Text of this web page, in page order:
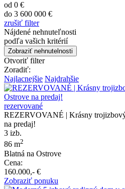
od 0 €
do 3 600 000 €
zrušiť filter
Nájdené nehnuteľnosti
podľa vašich kritérií
Zobraziť nehnutelnosti
Otvoriť filter
Zoradiť:
Najlacnejšie Najdrahšie
rezervované
REZERVOVANÉ | Krásny
na predaj!
3 izb.
86 m2
Blatná na Ostrove
Cena:
160.000,- €
Zobraziť ponuku